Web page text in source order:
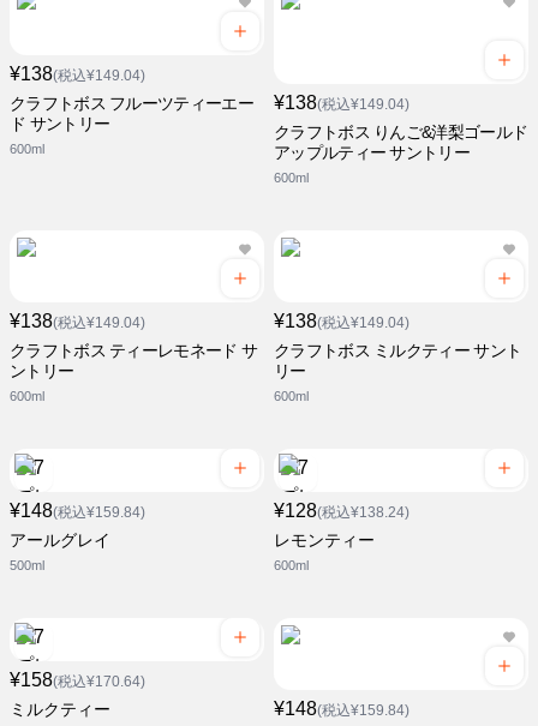
¥138(税込¥149.04)
クラフトボス フルーツティーエー
ド サントリー
600ml
¥138(税込¥149.04)
クラフトボス りんご&洋梨ゴールド
アップルティー サントリー
600ml
¥138(税込¥149.04)
クラフトボス ティーレモネード サ
ントリー
600ml
¥138(税込¥149.04)
クラフトボス ミルクティー サント
リー
600ml
¥148(税込¥159.84)
アールグレイ
500ml
¥128(税込¥138.24)
レモンティー
600ml
¥158(税込¥170.64)
ミルクティー ¥148(税込¥159.84)